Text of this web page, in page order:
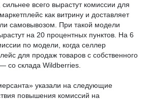
всего вырастут комиссии для
как витрину и доставляет
самовывозом. При такой модели
на 20 процентных пунктов. На 6
по модели, когда селлер
для продаж товаров с собственного
со склада Wildberries.
указали на следующие
повышения комиссий на